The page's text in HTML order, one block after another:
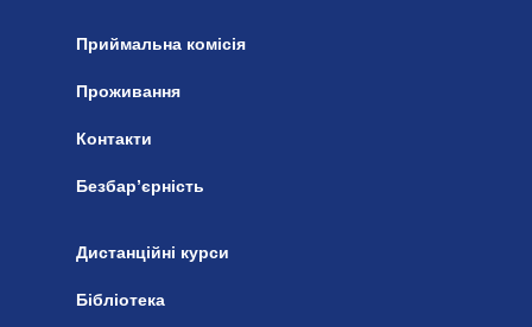
Приймальна комісія
Проживання
Контакти
Безбар’єрність
Дистанційні курси
Бібліотека